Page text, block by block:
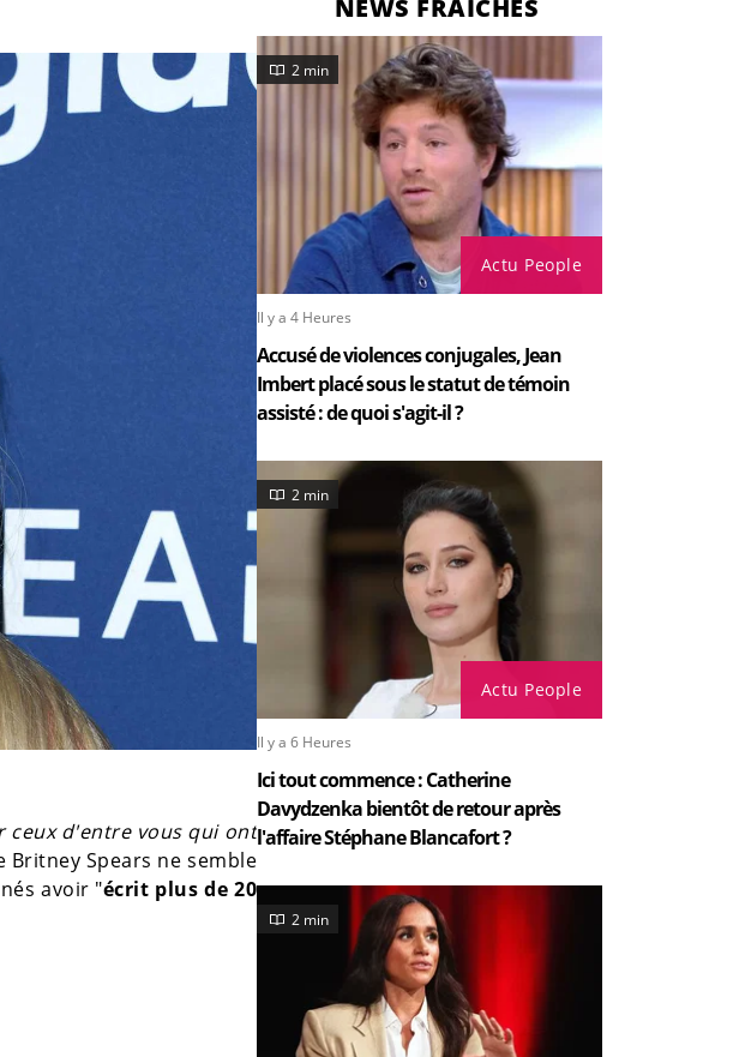
ceux d'entre vous qui ont
Britney Spears ne semble
avoir "écrit plus de 20
NEWS FRAÎCHES
Actu People
2 min
Il y a 4 Heures
Accusé de violences conjugales, Jean
Imbert placé sous le statut de témoin
assisté : de quoi s'agit-il ?
Actu People
2 min
Il y a 6 Heures
Ici tout commence : Catherine
Davydzenka bientôt de retour après
l'affaire Stéphane Blancafort ?
2 min